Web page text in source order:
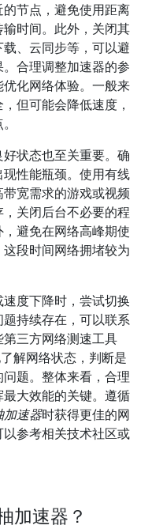
节点，避免使用距离
时间。此外，关闭其
、云同步等，可以避
合理调整加速器的参
化网络体验。一般来
但可能会降低速度，
状态也至关重要。确
性能瓶颈。使用有线
宽需求的游戏或视频
关闭后台不必要的程
避免在网络高峰期使
段时间网络拥堵较为
度下降时，尝试切换
持续存在，可以联系
三方网络测速工具
解网络状态，判断是
题。整体来看，合理
大效能的关键。遵循
加速器时获得更佳的网
参考相关技术社区或
加速器？